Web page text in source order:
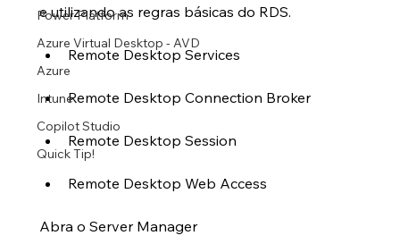
Power Platform
Azure Virtual Desktop - AVD
Azure
Intune
Copilot Studio
Quick Tip!
e utilizando as regras básicas do RDS.
Remote Desktop Services
Remote Desktop Connection Broker
Remote Desktop Session
Remote Desktop Web Access
Abra o Server Manager